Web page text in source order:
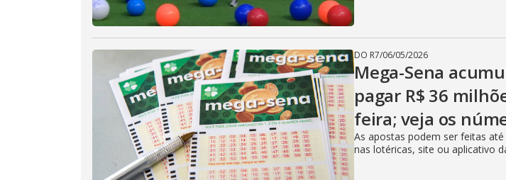
DO R7/06/05/2026
Mega-Sena
pagar R$ 36
feira; veja os
As apostas podem ser feitas
nas lotéricas, site ou aplicativo